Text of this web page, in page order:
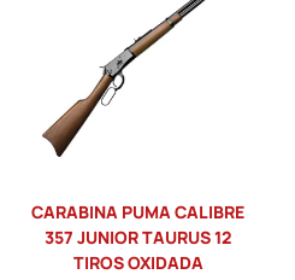
CARABINA PUMA CALIBRE
357 JUNIOR TAURUS 12
TIROS OXIDADA